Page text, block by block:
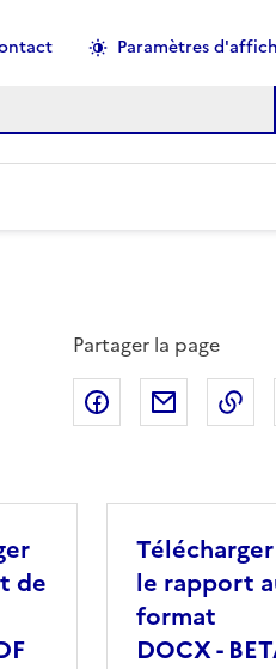
Paramètres
Partager la page
Partager surPartager
de
Télécharger
le rapport
format
DOCX -